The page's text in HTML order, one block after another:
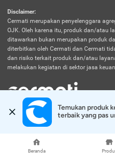
Beranda
Disclaimer:
Cermati merupakan penyelenggara
OJK. Oleh karena itu, produk dan/atau
ditawarkan bukan merupakan produk
diterbitkan oleh Cermati dan Cermati
dan risiko terkait produk dan/atau
melakukan kegiatan di sektor jasa
© 2026 Cermati. All Rights Reserved.
Temukan produk
terbaik yang pas